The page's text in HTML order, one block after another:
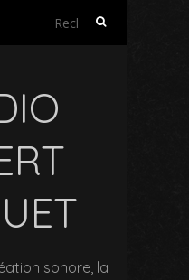
Rechercher :
sonore, la